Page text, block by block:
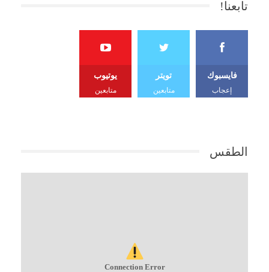
تابعنا!
فايسبوك
إعجاب
تويتر
متابعين
يوتيوب
متابعين
الطقس
Connection Error